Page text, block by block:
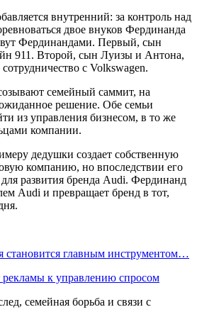
внутренний: за контроль над
двое внуков Фердинанда
Фердинандами. Первый, сын
911. Второй, сын Луизы и Антона,
с Volkswagen.
семейный саммит, на
решение. Обе семьи
из управления бизнесом, в то же
компании.
дедушки создает собственную
компанию, но впоследствии его
развития бренда Audi. Фердинанд
Audi и превращает бренд в тот,
становится главным инструментом…
рекламы к управлению спросом